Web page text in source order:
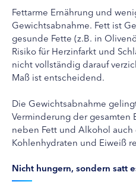
Fettarme Ernährung und
Gewichtsabnahme. Fett ist
gesunde Fette (z.B. in
Risiko für Herzinfarkt und
nicht vollständig darauf
Maß ist entscheidend.
Die Gewichtsabnahme
Verminderung der gesamten
neben Fett und Alkohol auch
Kohlenhydraten und Eiweiß
Nicht hungern, sondern satt